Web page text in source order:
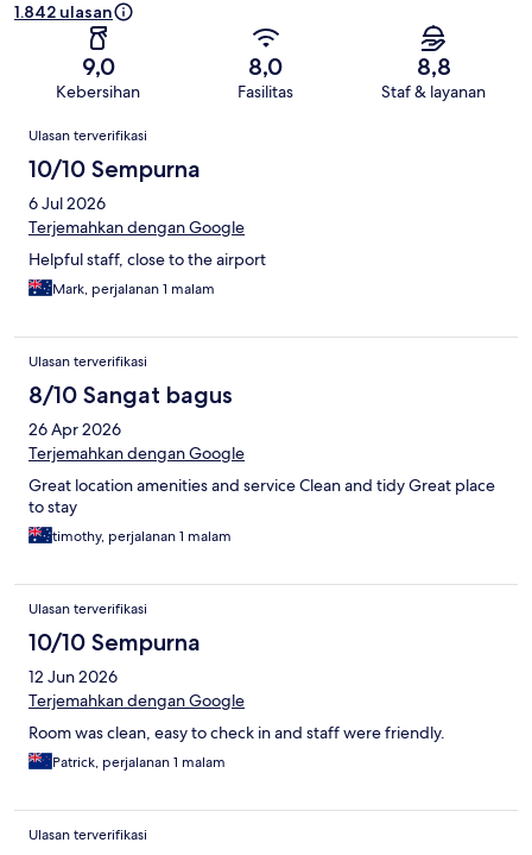
1.842 ulasan
9,0
Kebersihan
8,0
Fasilitas
8,8
Staf & layanan
Ulasan
Ulasan terverifikasi
10/10 Sempurna
6 Jul 2026
Terjemahkan dengan Google
Helpful staff, close to the airport
Mark, perjalanan 1 malam
Ulasan terverifikasi
8/10 Sangat bagus
26 Apr 2026
Terjemahkan dengan Google
Great location amenities and service Clean and tidy Great place
to stay
timothy, perjalanan 1 malam
Ulasan terverifikasi
10/10 Sempurna
12 Jun 2026
Terjemahkan dengan Google
Room was clean, easy to check in and staff were friendly.
Patrick, perjalanan 1 malam
Ulasan terverifikasi